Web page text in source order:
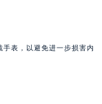
表，以避免进一步损害内